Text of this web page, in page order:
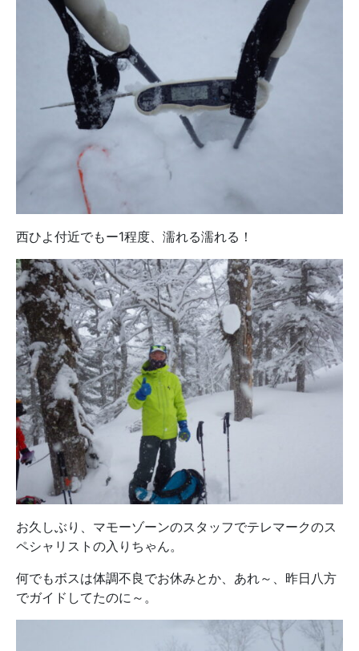
西ひよ付近でもー1程度、濡れる濡れる！
お久しぶり、マモーゾーンのスタッフでテレマークのス
ペシャリストの入りちゃん。
何でもボスは体調不良でお休みとか、あれ～、昨日八方
でガイドしてたのに～。